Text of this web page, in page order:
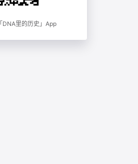
DNA里的历史」App